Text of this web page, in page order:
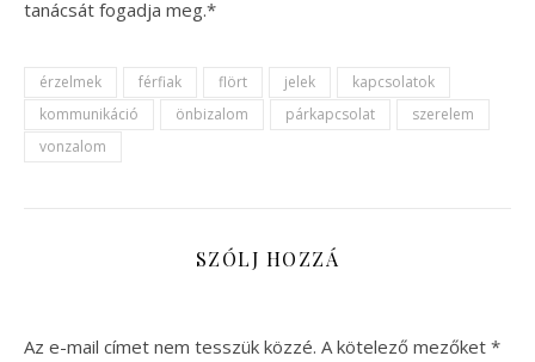
tanácsát fogadja meg.*
érzelmek férfiak flört jelek
kapcsolatok
kommunikáció
önbizalom párkapcsolat
szerelem
vonzalom
SZÓLJ HOZZÁ
Az e-mail címet nem tesszük közzé. A kötelező mezőket *